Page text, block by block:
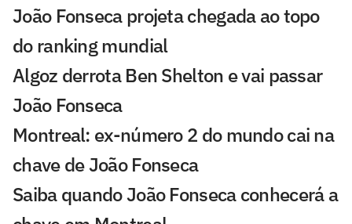
João Fonseca projeta chegada ao topo
do ranking mundial
Algoz derrota Ben Shelton e vai passar
João Fonseca
Montreal: ex-número 2 do mundo cai na
chave de João Fonseca
Saiba quando João Fonseca conhecerá a